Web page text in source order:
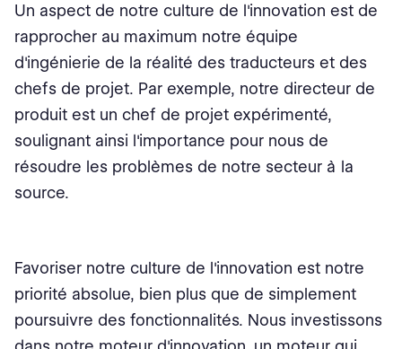
Un aspect de notre culture de l'innovation est de
rapprocher au maximum notre équipe
d'ingénierie de la réalité des traducteurs et des
chefs de projet. Par exemple, notre directeur de
produit est un chef de projet expérimenté,
soulignant ainsi l'importance pour nous de
résoudre les problèmes de notre secteur à la
source.
Favoriser notre culture de l'innovation est notre
priorité absolue, bien plus que de simplement
poursuivre des fonctionnalités. Nous investissons